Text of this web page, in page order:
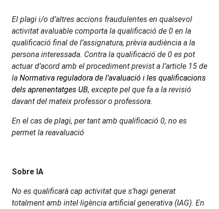
El plagi i/o d’altres accions fraudulentes en qualsevol
activitat avaluable comporta la qualificació de 0 en la
qualificació final de l’assignatura, prèvia audiència a la
persona interessada. Contra la qualificació de 0 es pot
actuar d’acord amb el procediment previst a l’article 15 de
la Normativa reguladora de l’avaluació i les qualificacions
dels aprenentatges UB, excepte pel que fa a la revisió
davant del mateix professor o professora.
En el cas de plagi, per tant amb qualificació 0, no es
permet la reavaluació
Sobre IA
No es qualificarà cap activitat que s’hagi generat
totalment amb intel·ligència artificial generativa (IAG). En